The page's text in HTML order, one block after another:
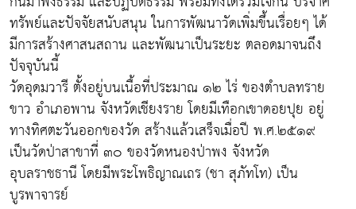
ทรัพย์และปัจจัยสนับสนุน ในการพัฒนาวัดเพิ่มขึ้นเรื่อยๆ ได้
มีการสร้างศาสนสถาน และพัฒนาเป็นระยะ ตลอดมาจนถึง
ปัจจุบันนี้
วัดอุดมวารี ตั้งอยู่บนเนื้อที่ประมาณ ๑๒ ไร่ ของตำบลทราย
ขาว อำเภอพาน จังหวัดเชียงราย โดยมีเทือกเขาดอยปุย อยู่
ทางทิศตะวันออกของวัด สร้างแล้วเสร็จเมื่อปี พ.ศ.๒๕๑๙
เป็นวัดป่าสาขาที่ ๓๐ ของวัดหนองป่าพง จังหวัด
อุบลราชธานี โดยมีพระโพธิญาณเถร (ชา สุภัทโท) เป็น
บูรพาจารย์